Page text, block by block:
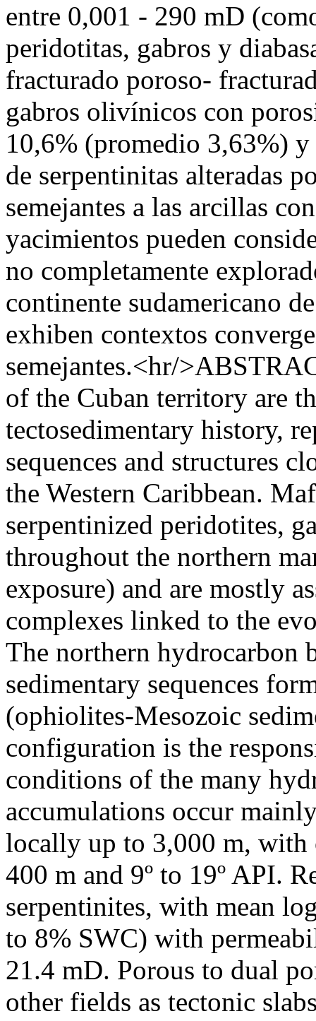
entre 0,001 - 290 mD
peridotitas, gabros y
fracturado poroso-
gabros olivínicos con
10,6% (promedio 3,63%)
de serpentinitas alteradas
semejantes a las arcillas
yacimientos pueden
no completamente
continente sudamericano
exhiben contextos
semejantes.<hr/
of the Cuban territory are
tectosedimentary history,
sequences and structures
the Western Caribbean.
serpentinized peridotites,
throughout the northern
exposure) and are mostly
complexes linked to the
The northern hydrocarbon
sedimentary sequences
(ophiolites-Mesozoic
configuration is the
conditions of the many
accumulations occur
locally up to 3,000 m, with
400 m and 9º to 19º API.
serpentinites, with mean
to 8% SWC) with
21.4 mD. Porous to dual
other fields as tectonic